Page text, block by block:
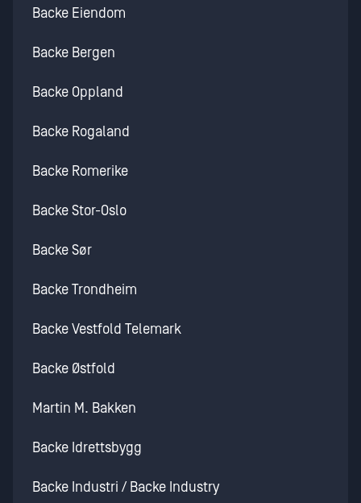
Backe Eiendom
Backe Bergen
Backe Oppland
Backe Rogaland
Backe Romerike
Backe Stor-Oslo
Backe Sør
Backe Trondheim
Backe Vestfold Telemark
Backe Østfold
Martin M. Bakken
Backe Idrettsbygg
Backe Industri / Backe Industry